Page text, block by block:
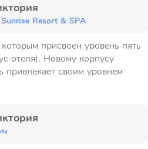
Resort & SPА
присвоен уровень пять
отеля). Новому корпусу
привлекает своим уровнем